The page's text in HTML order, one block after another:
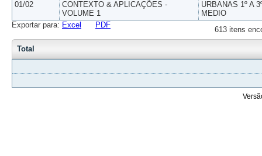
01/02
CONTEXTO & APLICAÇÕES -
VOLUME 1
URBANAS 1º A
MEDIO
613 itens
Exportar para: Excel PDF
Total